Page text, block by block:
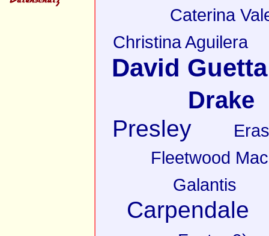
Caterina
Christina Aguilera
David Guetta
Drake
Presley
Fleetwood Mac
Galantis
Carpendale